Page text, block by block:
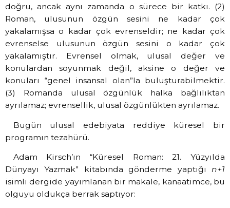
doğru, ancak aynı zamanda o sürece bir katkı. (2)
Roman, ulusunun özgün sesini ne kadar çok
yakalamışsa o kadar çok evrenseldir; ne kadar çok
evrenselse ulusunun özgün sesini o kadar çok
yakalamıştır. Evrensel olmak, ulusal değer ve
konulardan soyunmak değil, aksine o değer ve
konuları “genel insansal olan”la buluşturabilmektir.
(3) Romanda ulusal özgünlük halka bağlılıktan
ayrılamaz; evrensellik, ulusal özgünlükten ayrılamaz.
Bugün ulusal edebiyata reddiye küresel bir
programın tezahürü.
Adam Kirsch’ın “Küresel Roman: 21. Yüzyılda
Dünyayı Yazmak” kitabında gönderme yaptığı n+1
isimli dergide yayımlanan bir makale, kanaatimce, bu
olguyu oldukça berrak saptıyor: